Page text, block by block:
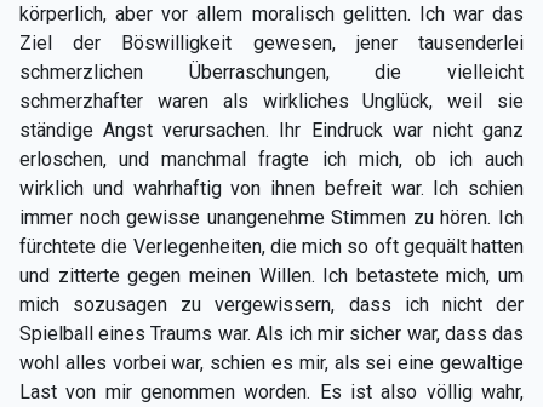
körperlich, aber vor allem moralisch gelitten. Ich war das
Ziel der Böswilligkeit gewesen, jener tausenderlei
schmerzlichen Überraschungen, die vielleicht
schmerzhafter waren als wirkliches Unglück, weil sie
ständige Angst verursachen. Ihr Eindruck war nicht ganz
erloschen, und manchmal fragte ich mich, ob ich auch
wirklich und wahrhaftig von ihnen befreit war. Ich schien
immer noch gewisse unangenehme Stimmen zu hören. Ich
fürchtete die Verlegenheiten, die mich so oft gequält hatten
und zitterte gegen meinen Willen. Ich betastete mich, um
mich sozusagen zu vergewissern, dass ich nicht der
Spielball eines Traums war. Als ich mir sicher war, dass das
wohl alles vorbei war, schien es mir, als sei eine gewaltige
Last von mir genommen worden. Es ist also völlig wahr,